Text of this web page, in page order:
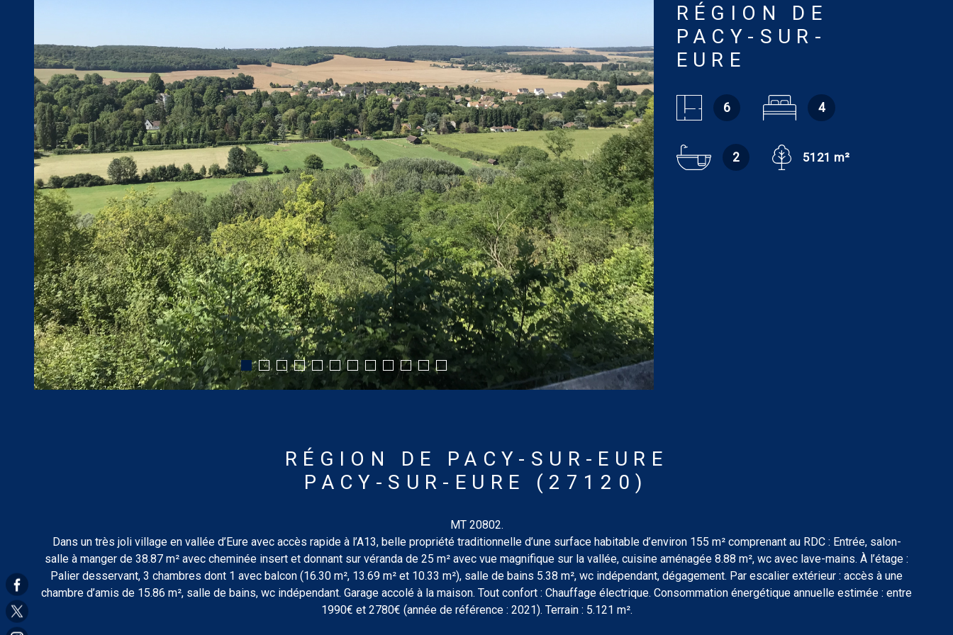
RÉGION DE
PACY-SUR-
EURE
6 4
2 5121 m²
RÉGION DE PACY-SUR-EURE
PACY-SUR-EURE (27120)
MT 20802.
Dans un très joli village en vallée d’Eure avec accès rapide à l’A13, belle propriété traditionnelle d’une surface habitable d’environ 155 m² comprenant au RDC : Entrée, salon-
salle à manger de 38.87 m² avec cheminée insert et donnant sur véranda de 25 m² avec vue magnifique sur la vallée, cuisine aménagée 8.88 m², wc avec lave-mains. À l’étage :
Palier desservant, 3 chambres dont 1 avec balcon (16.30 m², 13.69 m² et 10.33 m²), salle de bains 5.38 m², wc indépendant, dégagement. Par escalier extérieur : accès à une
chambre d’amis de 15.86 m², salle de bains, wc indépendant. Garage accolé à la maison. Tout confort : Chauffage électrique. Consommation énergétique annuelle estimée : entre
1990€ et 2780€ (année de référence : 2021). Terrain : 5.121 m².